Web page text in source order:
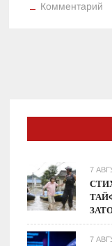
Комментарий
7
7